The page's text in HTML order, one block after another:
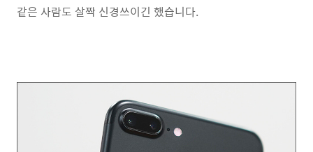
같은 사람도 살짝 신경쓰이긴 했습니다.